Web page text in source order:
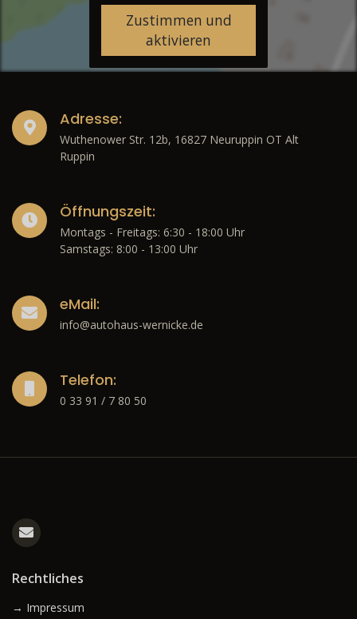
Zustimmen und
aktivieren
Adresse:
Wuthenower Str. 12b, 16827 Neuruppin OT Alt
Ruppin
Öffnungszeit:
Montags - Freitags: 6:30 - 18:00 Uhr
Samstags: 8:00 - 13:00 Uhr
eMail:
info@autohaus-wernicke.de
Telefon:
0 33 91 / 7 80 50
Rechtliches
→ Impressum